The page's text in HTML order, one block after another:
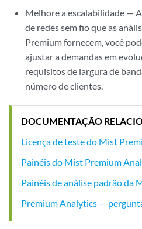
Melhore a escalabilidade —
de redes sem fio que as
Premium fornecem, você
ajustar a demandas em
requisitos de largura de
número de clientes.
DOCUMENTAÇÃO
Licença de teste do Mist
Painéis do Mist Premium
Painéis de análise padrão da
Premium Analytics —